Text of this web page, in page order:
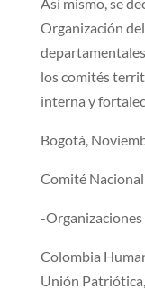
Organización
los comités
interna y
Bogotá,
Comité
-
Colombia
Unión